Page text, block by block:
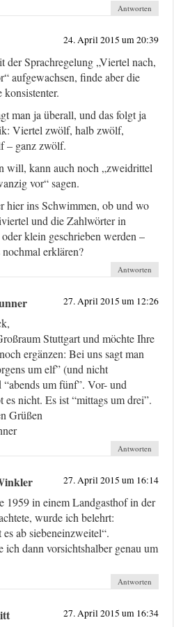
Antworten
24. April 2015 um 20:39
der Sprachregelung „Viertel nach,
aufgewachsen, finde aber die
konsistenter.
man ja überall, und das folgt ja
Viertel zwölf, halb zwölf,
– ganz zwölf.
will, kann auch noch „zweidrittel
vor“ sagen.
hier ins Schwimmen, ob und wo
und die Zahlwörter in
klein geschrieben werden –
erklären?
Antworten
27. April 2015 um 12:26
Stuttgart und möchte Ihre
ergänzen: Bei uns sagt man
um elf” (und nicht
“abends um fünf”. Vor- und
es nicht. Es ist “mittags um drei”.
Grüßen
Antworten
27. April 2015 um 16:14
1959 in einem Landgasthof in der
wurde ich belehrt:
ab siebeneinzweitel“.
ich dann vorsichtshalber genau um
Antworten
27. April 2015 um 16:34